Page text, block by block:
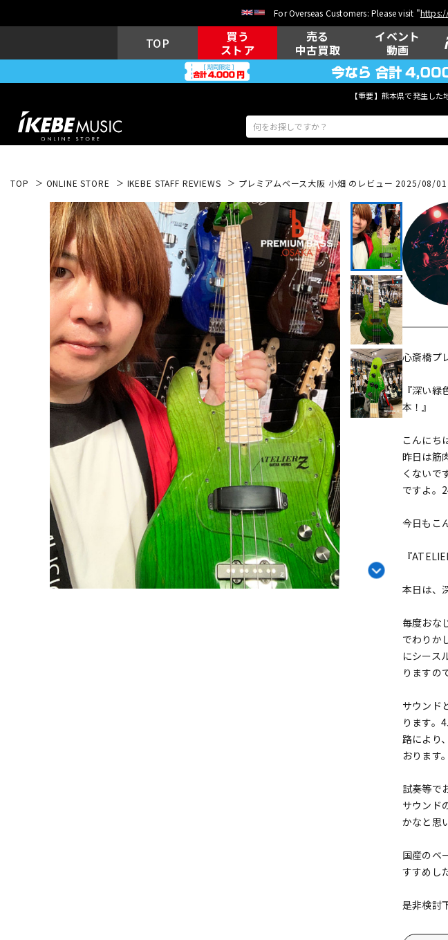
For Overseas Customers: Please visit "
TOP
買う
ストア
売る
中古買取
イベント
動画
【重要】熊本県で発生し
エレキギター アコギ/エレ
アコ ベース
キーボード 電子ピアノ 管楽器
DJ機器 DTM DTM オンラ
イン納品
中古 ヴィンテージ
TOP ONLINE STORE IKEBE STAFF REVIEWS プレミアムベース大阪 小畑 のレビュー 2025/08/01
心斎橋プ
『深い
本！』
こんにち
昨日は筋
くないで
ですよ。
今日もこ
『
本日は、
毎度おな
でわりか
にシース
りますの
サウンド
ります。
路により
おります。
試奏等で
サウンド
かなと思
国産のベ
すすめし
是非検討